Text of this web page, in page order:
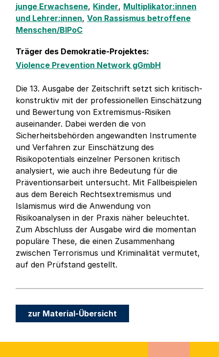
junge Erwachsene, Kinder, Multiplikator:innen
und Lehrer:innen, Von Rassismus betroffene
Menschen/BIPoC
Träger des Demokratie-Projektes:
Violence Prevention Network gGmbH
Die 13. Ausgabe der Zeitschrift setzt sich kritisch-
konstruktiv mit der professionellen Einschätzung
und Bewertung von Extremismus-Risiken
auseinander. Dabei werden die von
Sicherheitsbehörden angewandten Instrumente
und Verfahren zur Einschätzung des
Risikopotentials einzelner Personen kritisch
analysiert, wie auch ihre Bedeutung für die
Präventionsarbeit untersucht. Mit Fallbeispielen
aus dem Bereich Rechtsextremismus und
Islamismus wird die Anwendung von
Risikoanalysen in der Praxis näher beleuchtet.
Zum Abschluss der Ausgabe wird die momentan
populäre These, die einen Zusammenhang
zwischen Terrorismus und Kriminalität vermutet,
auf den Prüfstand gestellt.
zur Material-Übersicht